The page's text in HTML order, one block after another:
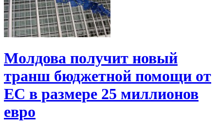
Молдова получит новый
транш бюджетной помощи от
ЕС в размере 25 миллионов
евро